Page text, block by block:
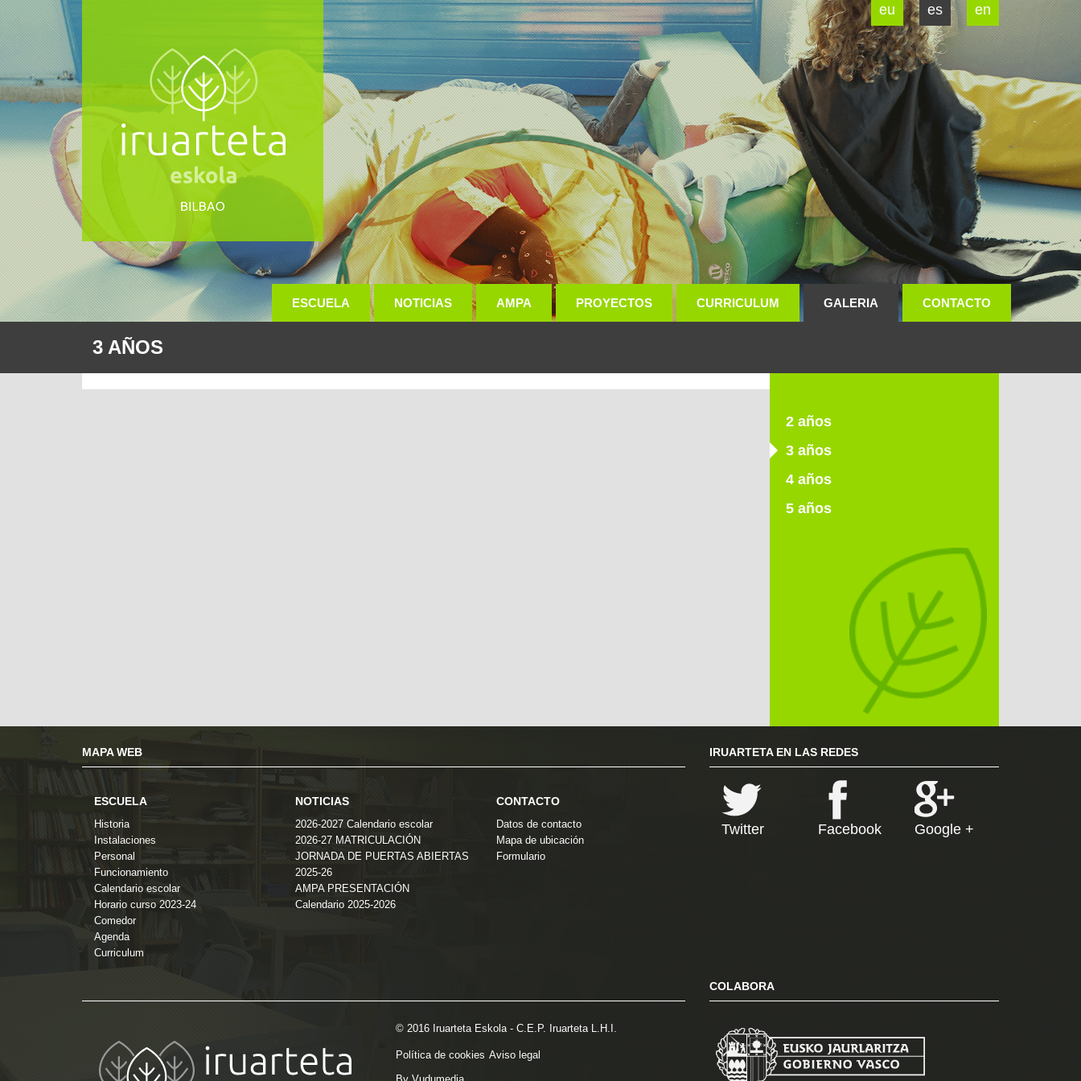
eu es en
ESCUELA NOTICIAS AMPA PROYECTOS CURRICULUM GALERIA CONTACTO
3 AÑOS
2 años
3 años
4 años
5 años
MAPA WEB
ESCUELA
Historia
Instalaciones
Personal
Funcionamiento
Calendario escolar
Horario curso 2023-24
Comedor
Agenda
Curriculum
NOTICIAS
2026-2027 Calendario escolar
2026-27 MATRICULACIÓN
JORNADA DE PUERTAS ABIERTAS
2025-26
AMPA PRESENTACIÓN
Calendario 2025-2026
CONTACTO
Datos de contacto
Mapa de ubicación
Formulario
IRUARTETA EN LAS REDES
Twitter Facebook Google +
© 2016 Iruarteta Eskola - C.E.P. Iruarteta L.H.I.
Política de cookies Aviso legal
COLABORA